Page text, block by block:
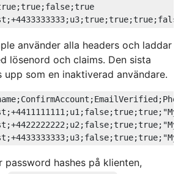
använder alla headers och laddar
lösenord och claims. Den sista
upp som en inaktiverad användare.
password hashes på klienten,